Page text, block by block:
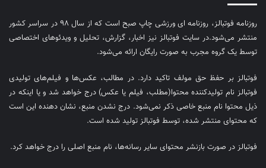
روزنامه فوتبالز، روزنامه ای ورزشی چاپ صبح است که از سال ۹۸ در سراسر کشور
منتشر می‌شود.در سایت فوتبالز نیز اخبار، گزارش، تحلیل و ویدئوهای اختصاصی
توسط یک گروه مجرب به صورت رایگان ارائه می‌شود.
فوتبالز بر حفظ حق مولف تاکید دارد. در مطالب، عکس‌ها و فیلم‌های تولیدی
فوتبالز نام تولیدکننده محتوا(مطلب، فیلم یا عکس) درج خواهد شد و یا اینکه در
ذیل محتوا نام منبع خاصی ذکر نمی‌‎شود. درج نشدن منبع، نشان دهنده این است
که محتوای منتشر شده، توسط فوتبالز تولید شده است.
فوتبالز در صورت بازنشر محتوای سایر رسانه‌ها، نام منبع اصلی را درج خواهد کرد.